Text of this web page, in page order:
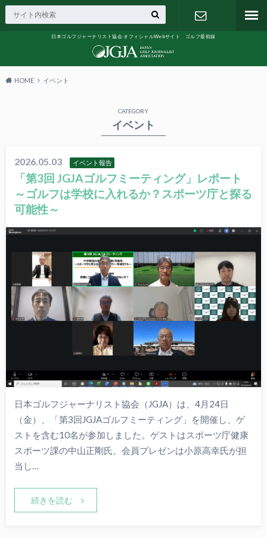
日本ゴルフジャーナリスト協会 オフィシャルWebサイト ゴルフ最前線
HOME イベント
CATEGORY
イベント
2026.05.03 イベント報告
「第3回 JGJAゴルフミーティング」レポート
～ゴルフは学校に入れるか？スポーツ庁と探る
可能性～
日本ゴルフジャーナリスト協会（JGJA）は、4月24日
（金）、「第3回JGJAゴルフミーティング」を開催し、ゲ
ストを含む10名が参加しました。ゲストはスポーツ庁健康
スポーツ課の中山正剛氏。会員プレゼンは小原高幸氏が担
当し…
続きを読む